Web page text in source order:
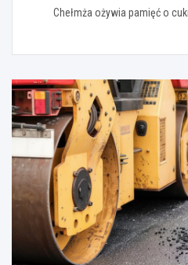
Chełmża ożywia pamięć o